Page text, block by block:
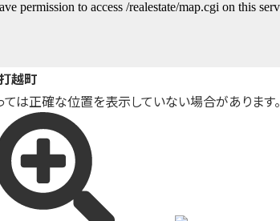
越町
は正確な位置を表示していない場合があります。